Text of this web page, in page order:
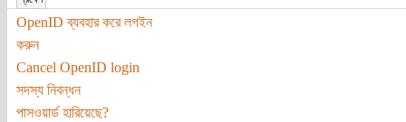
OpenID ব্যবহার করে লগইন
করুন
Cancel OpenID login
সদস্য নিবন্ধন
পাসওয়ার্ড হারিয়েছে?